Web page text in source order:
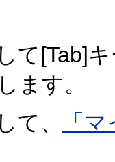
て[Tab]
ます。
て、
「